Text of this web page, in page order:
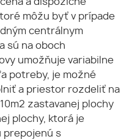
môžu byť v prípade
centrálnym
sú na oboch
umožňuje variabilne
potreby, je možné
a priestor rozdeliť na
zastavanej plochy
plochy, ktorá je
prepojenú s